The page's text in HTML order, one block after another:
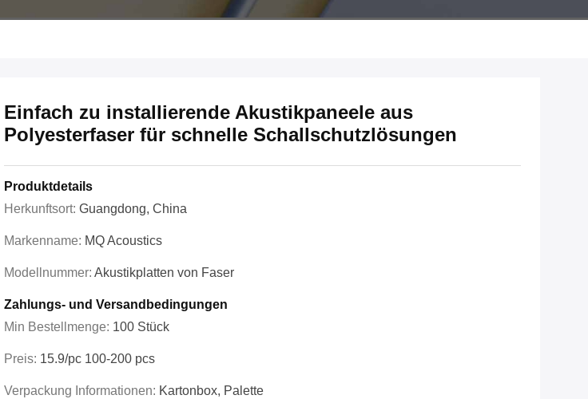
Einfach zu installierende Akustikpaneele aus
Polyesterfaser für schnelle Schallschutzlösungen
Produktdetails
Herkunftsort: Guangdong, China
Markenname: MQ Acoustics
Modellnummer: Akustikplatten von Faser
Zahlungs- und Versandbedingungen
Min Bestellmenge: 100 Stück
Preis: 15.9/pc 100-200 pcs
Verpackung Informationen: Kartonbox, Palette